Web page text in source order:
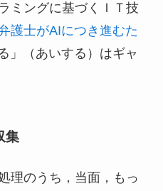
ミングに基づくＩＴ技
護士がAIにつき進むた
」（あいする）はギャ
集
理のうち，当面，もっ